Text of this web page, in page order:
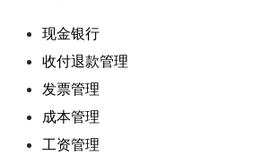
现金银行
收付退款管理
发票管理
成本管理
工资管理